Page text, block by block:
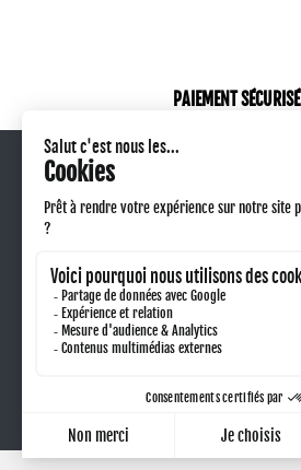
PAIEMENT SÉCURISÉ
Qui sommes-nous ?
Retour produit
Technique de marquage
Taxe sorecop
Nous contacter